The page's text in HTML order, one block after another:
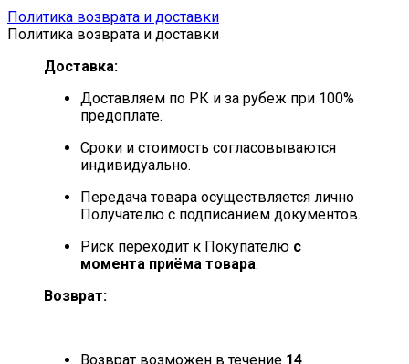
Политика возврата и доставки
Политика возврата и доставки
Доставка:
Доставляем по РК и за рубеж при 100%
предоплате.
Сроки и стоимость согласовываются
индивидуально.
Передача товара осуществляется лично
Получателю с подписанием документов.
Риск переходит к Покупателю с
момента приёма товара.
Возврат:
Возврат возможен в течение 14